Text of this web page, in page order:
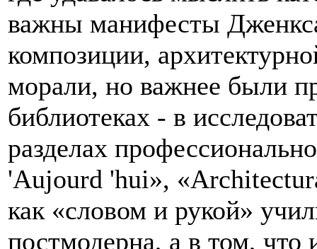
важны манифесты
композиции,
морали, но важнее были
библиотеках - в
разделах
'Аujourd 'hui»,
как «словом и рукой»
постмодерна, а в том, что